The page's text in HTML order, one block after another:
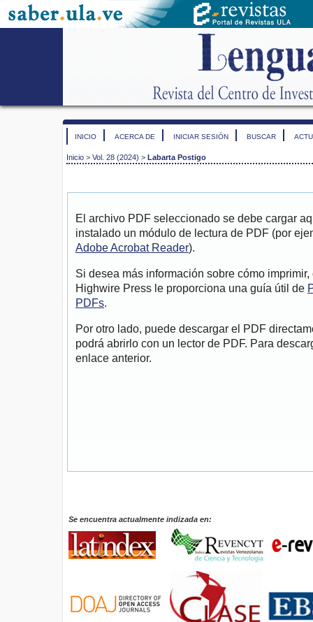
INICIO ACERCA DE INICIAR SESIÓN BUSCAR
Inicio > Vol. 28 (2024) > Labarta Postigo
El archivo PDF seleccionado se debe cargar
instalado un módulo de lectura de PDF (por
Adobe Acrobat Reader).
Si desea más información sobre cómo
Highwire Press le proporciona una guía útil de
PDFs.
Por otro lado, puede descargar el PDF
podrá abrirlo con un lector de PDF. Para
enlace anterior.
Se encuentra actualmente indizada en: